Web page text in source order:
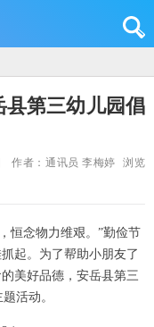
县第三幼儿园倡
作者：通讯员 李梅婷
浏览
恒念物力维艰。 ”勤俭节
起。为了帮助小朋友了
美好品德，安岳县第三
活动。